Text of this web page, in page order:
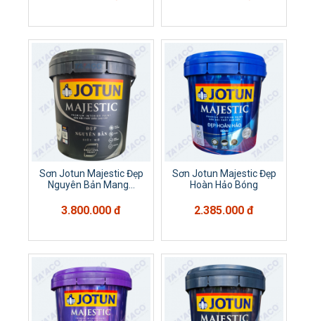
Sơn Jotun Majestic Đẹp
Nguyên Bản Mang...
3.800.000 đ
Sơn Jotun Majestic Đẹp
Hoàn Hảo Bóng
2.385.000 đ